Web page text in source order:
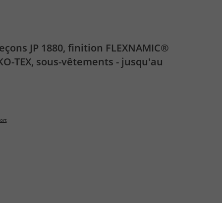
JP 1880, finition FLEXNAMIC®
TEX, sous-vêtements - jusqu'au